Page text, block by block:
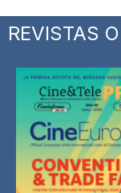
REVISTAS